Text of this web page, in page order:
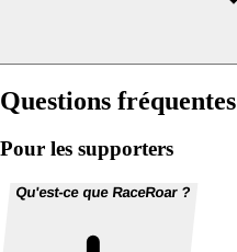
Questions fréquentes
Pour les supporters
Qu'est-ce que RaceRoar ?